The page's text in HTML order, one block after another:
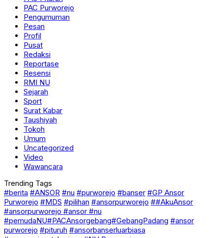
PAC Purworejo
Pengumuman
Pesan
Profil
Pusat
Redaksi
Reportase
Resensi
RMI NU
Sejarah
Sport
Surat Kabar
Taushiyah
Tokoh
Umum
Uncategorized
Video
Wawancara
Trending Tags
#berita #ANSOR #nu #purworejo #banser #GP Ansor
Purworejo #MDS #pilihan #ansorpurworejo ##AkuAnsor
#ansorpurworejo #ansor #nu
#pemudaNU#PACAnsorgebang#GebangPadang #ansor
purworejo #pituruh #ansorbanserluarbiasa